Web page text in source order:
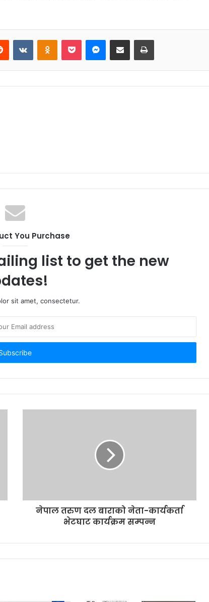
You Purchase
list to get the new
sit amet, consectetur.
नेपाल तरुण दल बाराको नेता-कार्यकर्ता
भेटघाट कार्यक्रम सम्पन्न